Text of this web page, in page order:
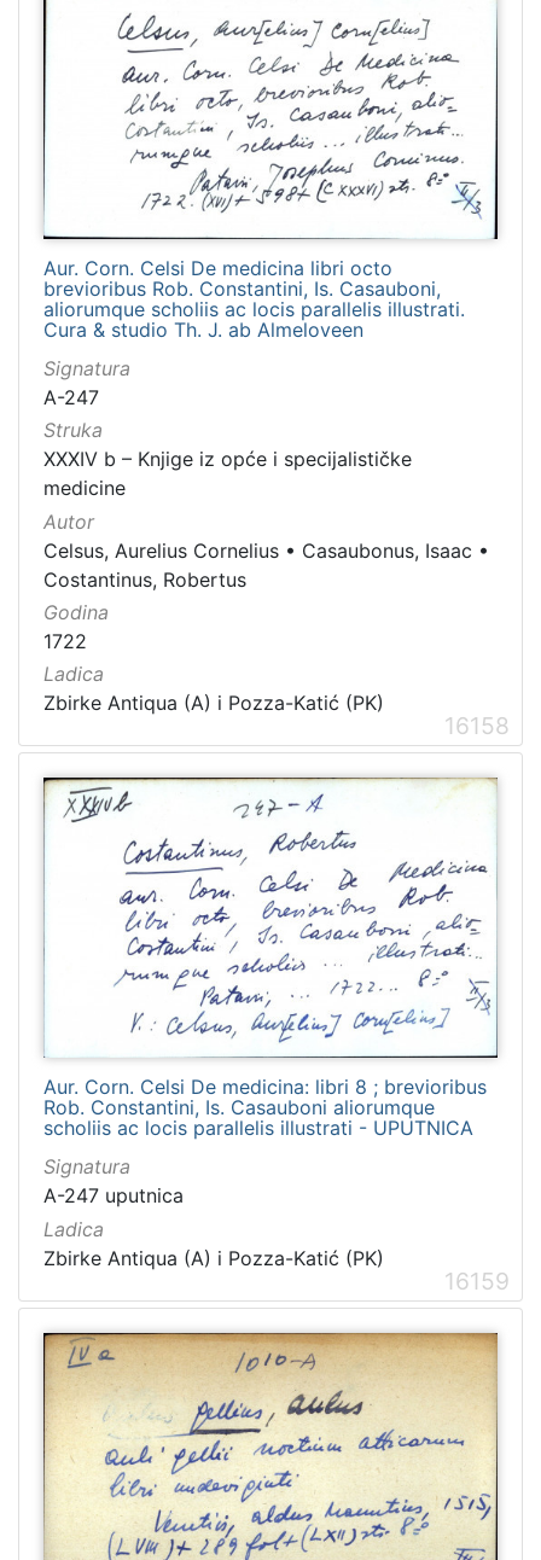
Aur. Corn. Celsi De medicina libri octo
brevioribus Rob. Constantini, Is. Casauboni,
aliorumque scholiis ac locis parallelis illustrati.
Cura & studio Th. J. ab Almeloveen
Signatura
A-247
Struka
XXXIV b – Knjige iz opće i specijalističke
medicine
Autor
Celsus, Aurelius Cornelius • Casaubonus, Isaac •
Costantinus, Robertus
Godina
1722
Ladica
Zbirke Antiqua (A) i Pozza-Katić (PK)
16158
Aur. Corn. Celsi De medicina: libri 8 ; brevioribus
Rob. Constantini, Is. Casauboni aliorumque
scholiis ac locis parallelis illustrati - UPUTNICA
Signatura
A-247 uputnica
Ladica
Zbirke Antiqua (A) i Pozza-Katić (PK)
16159